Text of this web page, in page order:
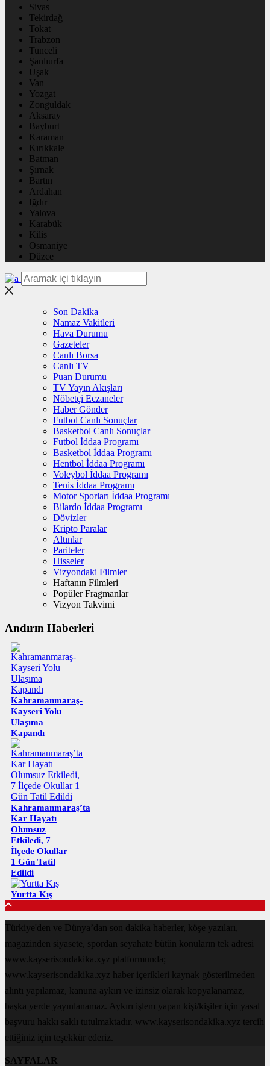
Sivas
Tekirdağ
Tokat
Trabzon
Tunceli
Şanlıurfa
Uşak
Van
Yozgat
Zonguldak
Aksaray
Bayburt
Karaman
Kırıkkale
Batman
Şırnak
Bartın
Ardahan
Iğdır
Yalova
Karabük
Kilis
Osmaniye
Düzce
Son Dakika
Namaz Vakitleri
Hava Durumu
Gazeteler
Canlı Borsa
Canlı TV
Puan Durumu
TV Yayın Akışları
Nöbetçi Eczaneler
Haber Gönder
Futbol Canlı Sonuçlar
Basketbol Canlı Sonuçlar
Futbol İddaa Programı
Basketbol İddaa Programı
Hentbol İddaa Programı
Voleybol İddaa Programı
Tenis İddaa Programı
Motor Sporları İddaa Programı
Bilardo İddaa Programı
Dövizler
Kripto Paralar
Altınlar
Pariteler
Hisseler
Vizyondaki Filmler
Haftanın Filmleri
Popüler Fragmanlar
Vizyon Takvimi
Andırın Haberleri
Kahramanmaraş-
Kayseri Yolu
Ulaşıma
Kapandı
Kahramanmaraş’ta
Kar Hayatı
Olumsuz
Etkiledi, 7
İlçede Okullar
1 Gün Tatil
Edildi
Yurtta Kış
Türkiye'den ve Dünya’dan son dakika haberler, köşe yazıları,
magazinden siyasete, spordan seyahate bütün konuların tek adresi
www.kayserisondakika.xyz platformunda;
www.kayserisondakika.xyz haber içerikleri kaynak gösterilmeden
alıntı yapılamaz, kanuna aykırı ve izinsiz olarak kopyalanamaz,
başka yerde yayınlanamaz. Aykırı işlem yapan kişi/kişiler için yasal
başvuru hakkı saklı tutulmaktadır. www.kayserisondakika.xyz tercih
ettiğiniz için teşekkür ederiz.
SAYFALAR